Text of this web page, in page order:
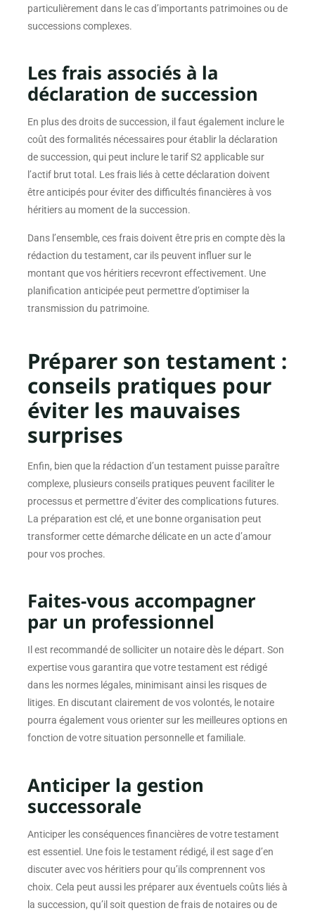
particulièrement dans le cas d’importants patrimoines ou de
successions complexes.
Les frais associés à la
déclaration de succession
En plus des droits de succession, il faut également inclure le
coût des formalités nécessaires pour établir la déclaration
de succession, qui peut inclure le tarif S2 applicable sur
l’actif brut total. Les frais liés à cette déclaration doivent
être anticipés pour éviter des difficultés financières à vos
héritiers au moment de la succession.
Dans l’ensemble, ces frais doivent être pris en compte dès la
rédaction du testament, car ils peuvent influer sur le
montant que vos héritiers recevront effectivement. Une
planification anticipée peut permettre d’optimiser la
transmission du patrimoine.
Préparer son testament :
conseils pratiques pour
éviter les mauvaises
surprises
Enfin, bien que la rédaction d’un testament puisse paraître
complexe, plusieurs conseils pratiques peuvent faciliter le
processus et permettre d’éviter des complications futures.
La préparation est clé, et une bonne organisation peut
transformer cette démarche délicate en un acte d’amour
pour vos proches.
Faites-vous accompagner
par un professionnel
Il est recommandé de solliciter un notaire dès le départ. Son
expertise vous garantira que votre testament est rédigé
dans les normes légales, minimisant ainsi les risques de
litiges. En discutant clairement de vos volontés, le notaire
pourra également vous orienter sur les meilleures options en
fonction de votre situation personnelle et familiale.
Anticiper la gestion
successorale
Anticiper les conséquences financières de votre testament
est essentiel. Une fois le testament rédigé, il est sage d’en
discuter avec vos héritiers pour qu’ils comprennent vos
choix. Cela peut aussi les préparer aux éventuels coûts liés à
la succession, qu’il soit question de frais de notaires ou de